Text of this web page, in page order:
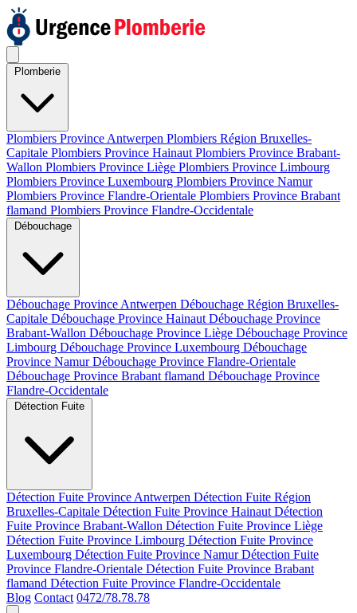
Plombiers Province Antwerpen Plombiers Région Bruxelles-
Capitale Plombiers Province Hainaut Plombiers Province Brabant-
Wallon Plombiers Province Liège Plombiers Province Limbourg
Plombiers Province Luxembourg Plombiers Province Namur
Plombiers Province Flandre-Orientale Plombiers Province Brabant
flamand Plombiers Province Flandre-Occidentale
Débouchage Province Antwerpen Débouchage Région Bruxelles-
Capitale Débouchage Province Hainaut Débouchage Province
Brabant-Wallon Débouchage Province Liège Débouchage Province
Limbourg Débouchage Province Luxembourg Débouchage
Province NamurDébouchage Province Flandre-Orientale
Débouchage Province Brabant flamand Débouchage Province
Flandre-Occidentale
Détection Fuite Province Antwerpen Détection Fuite Région
Bruxelles-Capitale Détection Fuite Province Hainaut Détection
Fuite Province Brabant-Wallon Détection Fuite Province Liège
Détection Fuite Province Limbourg Détection Fuite Province
Luxembourg Détection Fuite Province NamurDétection Fuite
Province Flandre-Orientale Détection Fuite Province Brabant
flamand Détection Fuite Province Flandre-Occidentale
Blog Contact 0472/78.78.78